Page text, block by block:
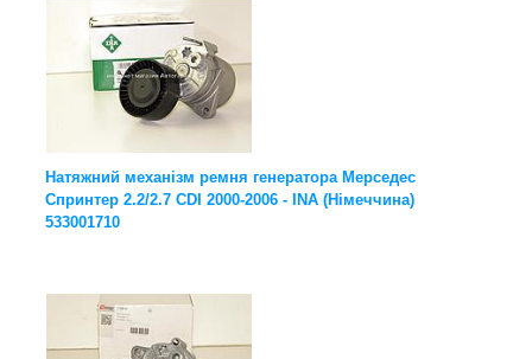
Натяжний механізм ремня генератора Мерседес
Спринтер 2.2/2.7 CDI 2000-2006 - INA (Німеччина)
533001710